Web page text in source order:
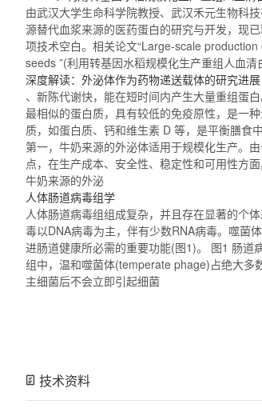
由武汉大学生命科学院教授、武汉禾元生物科
源替代血浆来源的医药蛋白的研究与开发，现
项技术空白。相关论文“Large-scale
seeds ”(利用转基因水稻规模化生产重组人血清
深度解读：外泌体作为药物递送载体的研究进展
、新陈代谢快，能在短时间内产生大量重组蛋
最相似的蛋白质，具有较低的免疫原性，是一
质，如蛋白质、钙和维生素 D 等，是平衡膳食
第一，牛奶来源的外泌体适用于规模化生产。
点，在生产成本、安全性、稳定性和可用性方
牛奶来源的外泌
人体肠道病毒组学
人体肠道病毒组组成复杂，并且存在显著的个
毒以DNA病毒为主，伴有少数RNA病毒。噬菌
进肠道健康所必需的重要功能(图1)。 图1 肠
组中，温和噬菌体(temperate phage)占绝大多
主细菌后不会立即引起细菌
技术资料